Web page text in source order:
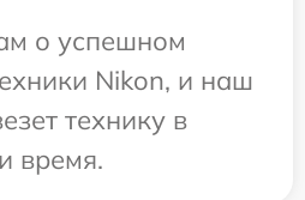
о успешном
Nikon, и наш
технику в
время.